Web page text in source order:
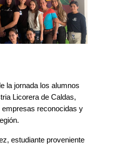
la jornada los alumnos
Licorera de Caldas,
reconocidas y
estudiante proveniente